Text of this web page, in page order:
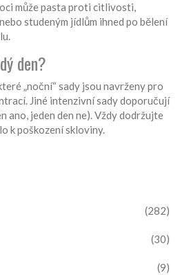
může pasta proti citlivosti,
studeným jídlům ihned po bělení
den?
„noční“ sady jsou navrženy pro
Jiné intenzivní sady doporučují
ano, jeden den ne). Vždy dodržujte
k poškození skloviny.
(282)
(30)
(9)